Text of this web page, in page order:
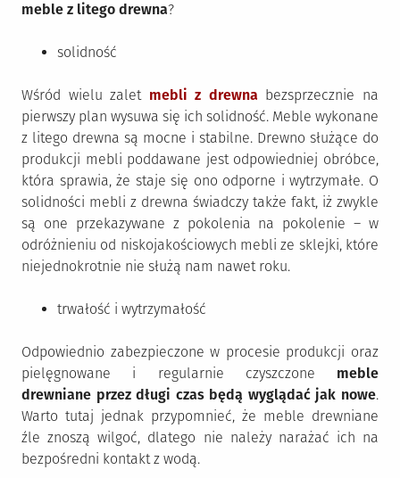
meble z litego drewna?
solidność
Wśród wielu zalet mebli z drewna bezsprzecznie na
pierwszy plan wysuwa się ich solidność. Meble wykonane
z litego drewna są mocne i stabilne. Drewno służące do
produkcji mebli poddawane jest odpowiedniej obróbce,
która sprawia, że staje się ono odporne i wytrzymałe. O
solidności mebli z drewna świadczy także fakt, iż zwykle
są one przekazywane z pokolenia na pokolenie – w
odróżnieniu od niskojakościowych mebli ze sklejki, które
niejednokrotnie nie służą nam nawet roku.
trwałość i wytrzymałość
Odpowiednio zabezpieczone w procesie produkcji oraz
pielęgnowane i regularnie czyszczone meble
drewniane przez długi czas będą wyglądać jak nowe.
Warto tutaj jednak przypomnieć, że meble drewniane
źle znoszą wilgoć, dlatego nie należy narażać ich na
bezpośredni kontakt z wodą.